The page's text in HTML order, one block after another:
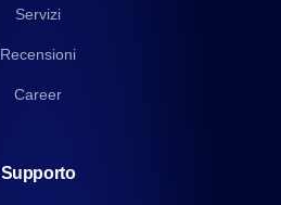
Servizi
Recensioni
Career
Supporto